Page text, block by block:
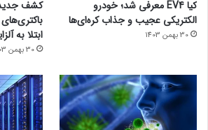
کیا EV4 معرفی شد؛ خودرو
الکتریکی عجیب و جذاب کره‌ای‌ها
30 بهمن 1403
کشف
ابتلا به
30 بهمن 1403